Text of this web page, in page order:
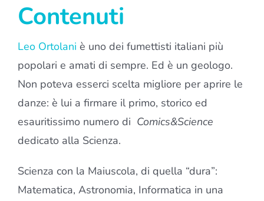
Contenuti
Leo Ortolani è uno dei fumettisti italiani più
popolari e amati di sempre. Ed è un geologo.
Non poteva esserci scelta migliore per aprire le
danze: è lui a firmare il primo, storico ed
esauritissimo numero di Comics&Science
dedicato alla Scienza.
Scienza con la Maiuscola, di quella “dura”:
Matematica, Astronomia, Informatica in una